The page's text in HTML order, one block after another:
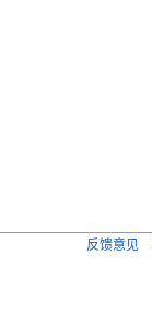
反馈意见